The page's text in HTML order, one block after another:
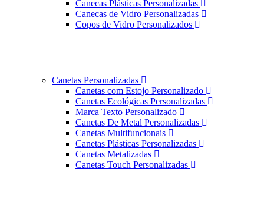
Canecas Plásticas Personalizadas
Canecas de Vidro Personalizadas
Copos de Vidro Personalizados
Canetas Personalizadas
Canetas com Estojo Personalizado
Canetas Ecológicas Personalizadas
Marca Texto Personalizado
Canetas De Metal Personalizadas
Canetas Multifuncionais
Canetas Plásticas Personalizadas
Canetas Metalizadas
Canetas Touch Personalizadas